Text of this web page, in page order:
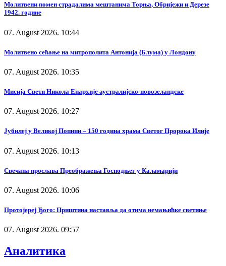
Молитвени помен страдалима мештанима Торња, Обријежи и Дерезе
1942. године
07. August 2026. 10:44
Молитвено сећање на митрополита Антонија (Блума) у Лондону
07. August 2026. 10:35
Мисија Свети Никола Епархије аустралијско-новозеландске
07. August 2026. 10:27
Јубилеј у Великој Попини – 150 година храма Светог Пророка Илије
07. August 2026. 10:13
Свечана прослава Преображења Господњег у Каламарији
07. August 2026. 10:06
Протојереј Ђого: Приштина наставља да отима немањићке светиње
07. August 2026. 09:57
Аналитика